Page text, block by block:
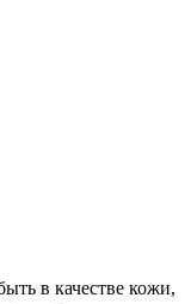
в качестве кожи,